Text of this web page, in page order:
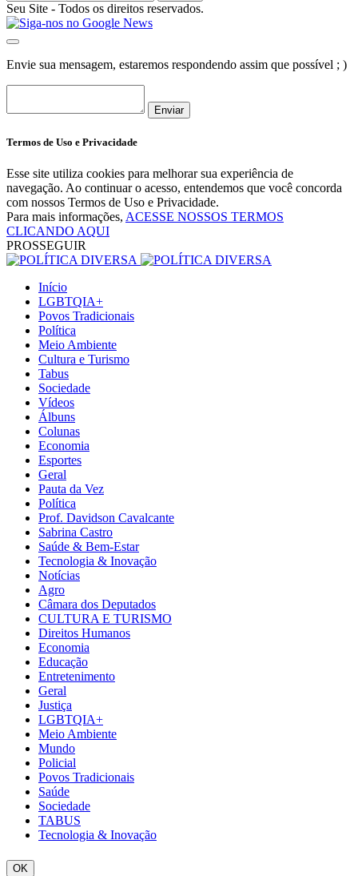
Seu Site - Todos os direitos reservados.
Envie sua mensagem, estaremos respondendo assim que possível ; )
Enviar
Termos de Uso e Privacidade
Esse site utiliza cookies para melhorar sua experiência de
navegação. Ao continuar o acesso, entendemos que você concorda
com nossos Termos de Uso e Privacidade.
Para mais informações, ACESSE NOSSOS TERMOS
CLICANDO AQUI
PROSSEGUIR
Início
LGBTQIA+
Povos Tradicionais
Política
Meio Ambiente
Cultura e Turismo
Tabus
Sociedade
Vídeos
Álbuns
Colunas
Economia
Esportes
Geral
Pauta da Vez
Política
Prof. Davidson Cavalcante
Sabrina Castro
Saúde & Bem-Estar
Tecnologia & Inovação
Notícias
Agro
Câmara dos Deputados
CULTURA E TURISMO
Direitos Humanos
Economia
Educação
Entretenimento
Geral
Justiça
LGBTQIA+
Meio Ambiente
Mundo
Policial
Povos Tradicionais
Saúde
Sociedade
TABUS
Tecnologia & Inovação
OK